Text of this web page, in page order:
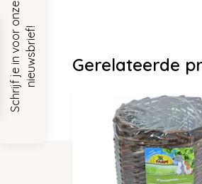
Gerelateerde
S
c
h
r
i
j
f
j
e
i
n
v
o
o
r
o
n
z
e
n
i
e
u
w
s
b
r
i
e
f!